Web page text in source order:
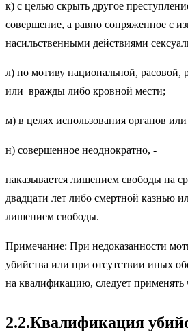
к) с целью скрыть другое
совершение, а равно сопряженное с
насильственными действиями
л) по мотиву национальной, расовой,
или вражды либо кровной мести;
м) в целях использования органов
н) совершенное неоднократно, -
наказывается лишением свободы на
двадцати лет либо смертной казнью
лишением свободы.
Примечание: При недоказанности
убийства или при отсутствии иных
на квалификацию, следует
2.2.Квалификация